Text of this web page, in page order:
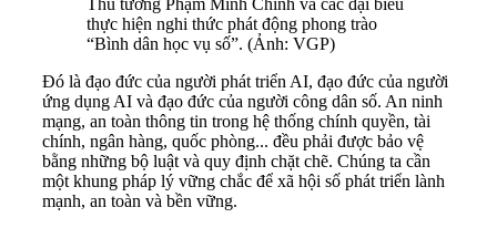
Thủ tướng Phạm Minh Chính và các đại biểu
thực hiện nghi thức phát động phong trào
“Bình dân học vụ số”. (Ảnh: VGP)
Đó là đạo đức của người phát triển AI, đạo đức của người
ứng dụng AI và đạo đức của người công dân số. An ninh
mạng, an toàn thông tin trong hệ thống chính quyền, tài
chính, ngân hàng, quốc phòng... đều phải được bảo vệ
bằng những bộ luật và quy định chặt chẽ. Chúng ta cần
một khung pháp lý vững chắc để xã hội số phát triển lành
mạnh, an toàn và bền vững.